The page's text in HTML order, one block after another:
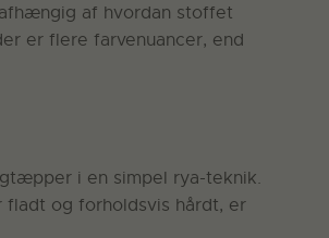
af hvordan stoffet
er flere farvenuancer, end
i en simpel rya-teknik.
og forholdsvis hårdt, er